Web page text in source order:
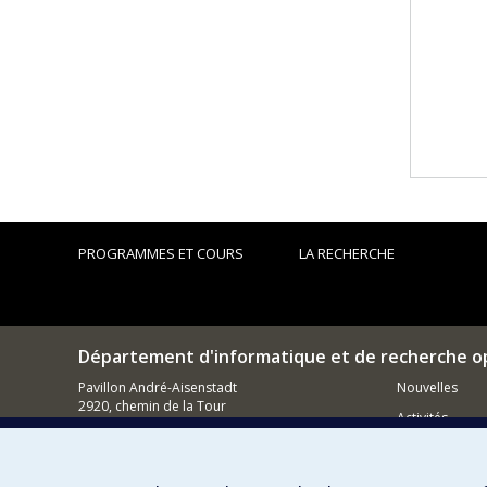
PROGRAMMES ET COURS LA RECHERCHE
Département d'informatique et de recherche
Pavillon André-Aisenstadt
2920, chemin de la Tour
Montréal (QC)
Nouvelles
Activités